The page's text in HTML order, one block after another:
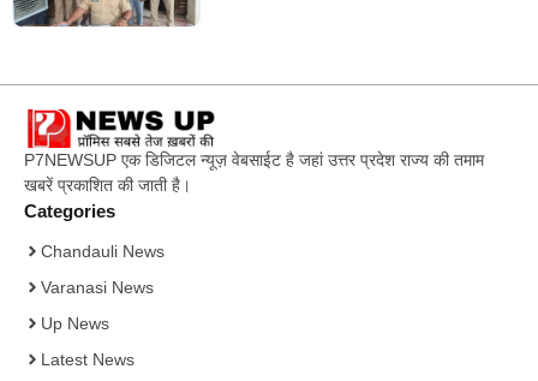
P7NEWSUP एक डिजिटल न्यूज़ वेबसाईट है जहां उत्तर प्रदेश राज्य की तमाम
खबरें प्रकाशित की जाती है।
Categories
Chandauli News
Varanasi News
Up News
Latest News